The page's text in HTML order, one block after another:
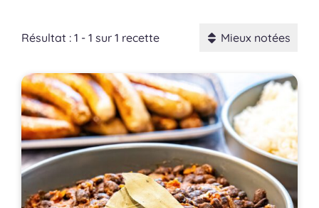
Résultat : 1 - 1 sur 1 recette Mieux notées